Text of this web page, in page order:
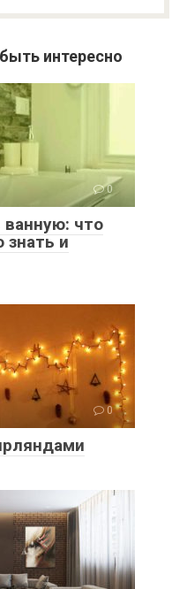
интересно
0
ванную: что
знать и
0